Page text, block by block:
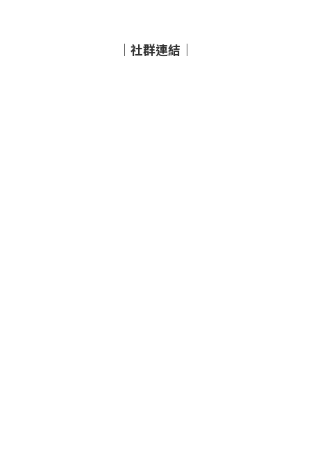
｜社群連結｜